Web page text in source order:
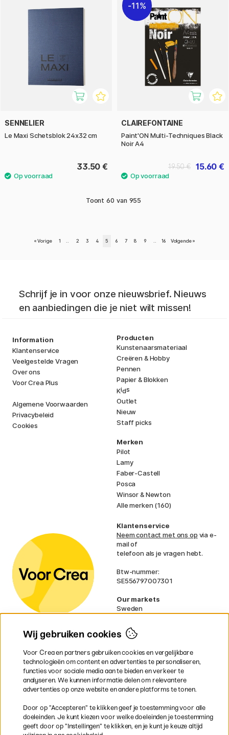
SENNELIER
Le Maxi Schetsblok 24x32 cm
33.50 €
11%
CLAIREFONTAINE
Paint'ON Multi-Techniques Black
Noir A4
15.60 €
19.50 €
Toont 60 van 955
« Vorige 1 2 3 4 5 6 7 8 9 16 Volgende »
Schrijf je in voor onze nieuwsbrief. Nieuws
en aanbiedingen die je niet wilt missen!
Information
Klantenservice
Veelgestelde Vragen
Over ons
Voor Crea Plus
Algemene Voorwaarden
Privacybeleid
Cookies
Producten
Kunstenaarsmateriaal
Creëren & Hobby
Pennen
Papier & Blokken
Kids
Outlet
Nieuw
Staff picks
Merken
Pilot
Lamy
Faber-Castell
Posca
Winsor & Newton
Alle merken (160)
Klantenservice
Neem contact met ons op via e-
mail of
telefoon als je vragen hebt.
Btw-nummer:
SE556797007301
Our markets
Sweden
Denmark
Finland
Ireland
Germany
UK
EU
gelden voor volumineuze producten.
Wij gebruiken cookies
Voor Crea en partners gebruiken cookies en vergelijkbare
technologieën om content en advertenties te personaliseren,
functies voor sociale media aan te bieden en verkeer te
analyseren. We kunnen informatie delen om relevantere
advertenties op onze website en andere platforms te tonen.
Door op ”Accepteren” te klikken geef je toestemming voor alle
doeleinden. Je kunt kiezen voor welke doeleinden je toestemming
geeft door op ”Instellingen” te klikken, en je kunt je keuze altijd